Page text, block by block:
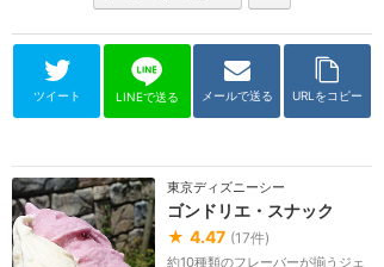
ツイート LINEで送る メールで送る URLをコピー
東京ディズニーシー
ゴンドリエ・スナック
★ 4.47 (17件)
約10種類のフレーバーが揃うジェ